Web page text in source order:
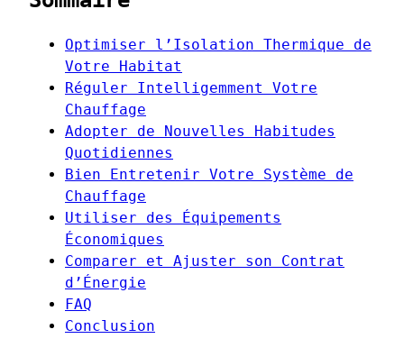
Optimiser l’Isolation Thermique de
Votre Habitat
Réguler Intelligemment Votre
Chauffage
Adopter de Nouvelles Habitudes
Quotidiennes
Bien Entretenir Votre Système de
Chauffage
Utiliser des Équipements
Économiques
Comparer et Ajuster son Contrat
d’Énergie
FAQ
Conclusion